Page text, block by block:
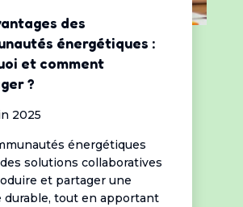
des
énergétiques :
et comment
?
2025
énergétiques
solutions collaboratives
et partager une
durable, tout en apportant